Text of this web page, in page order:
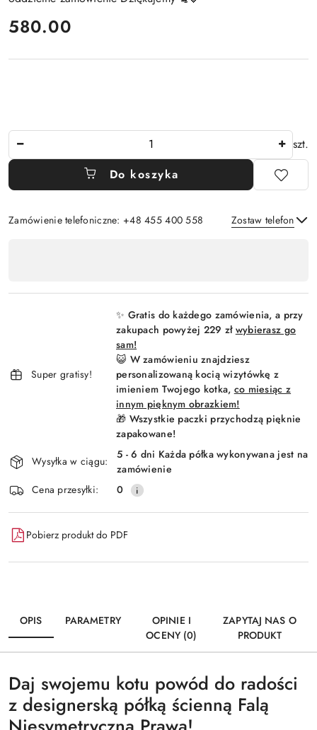
cena:
580.00
szt.
Do koszyka
Zamówienie telefoniczne: +48 455 400 558 Zostaw telefon
płatność
Super gratisy!
✨ Gratis do każdego zamówienia, a przy
zakupach powyżej 229 zł wybierasz go
sam!
😺 W zamówieniu znajdziesz
personalizowaną kocią wizytówkę z
imieniem Twojego kotka, co miesiąc z
innym pięknym obrazkiem!
🎁 Wszystkie paczki przychodzą pięknie
zapakowane!
Wysyłka w ciągu:
5 - 6 dni Każda półka wykonywana jest na
zamówienie
Cena przesyłki:
0
Pobierz produkt do PDF
OPIS PARAMETRY
OPINIE I
OCENY (0)
ZAPYTAJ NAS O
PRODUKT
Daj swojemu kotu powód do radości
z designerską półką ścienną Falą